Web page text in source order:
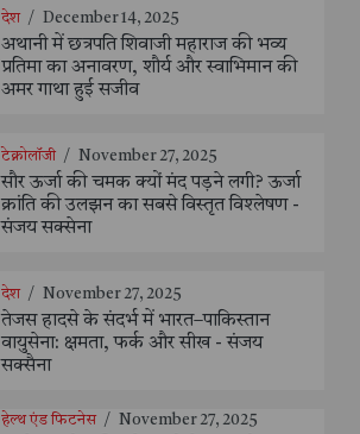
देश / December 14, 2025
अथानी में छत्रपति शिवाजी महाराज की भव्य
प्रतिमा का अनावरण, शौर्य और स्वाभिमान की
अमर गाथा हुई सजीव
टेक्नोलॉजी / November 27, 2025
सौर ऊर्जा की चमक क्यों मंद पड़ने लगी? ऊर्जा
क्रांति की उलझन का सबसे विस्तृत विश्लेषण -
संजय सक्सेना
देश / November 27, 2025
तेजस हादसे के संदर्भ में भारत–पाकिस्तान
वायुसेना: क्षमता, फर्क और सीख - संजय
सक्सैना
हेल्थ एंड फिटनेस / November 27, 2025